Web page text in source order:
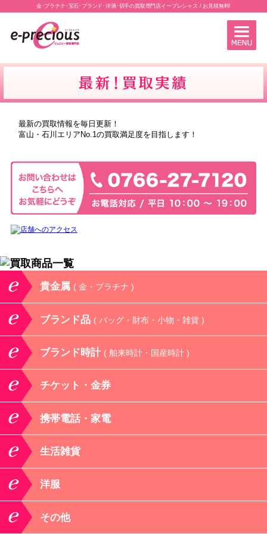
金･プラチナ･宝石･ブランド･洋酒･切手の買取専門店イープレシャス / お見積無料!
最新の買取情報を毎日更新！
富山・石川エリアNo.1の買取満足度を目指します！
貴金属 ( 金・プラチナ )
ブランド品 ( バッグ・財布・小物・雑貨 )
ブランド時計 ( 舶来時計・国産時計 )
チケット・金券
携帯電話・家電
生活雑貨
洋服
その他